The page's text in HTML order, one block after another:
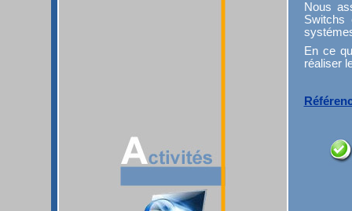
Nous
Switchs
En ce
réaliser